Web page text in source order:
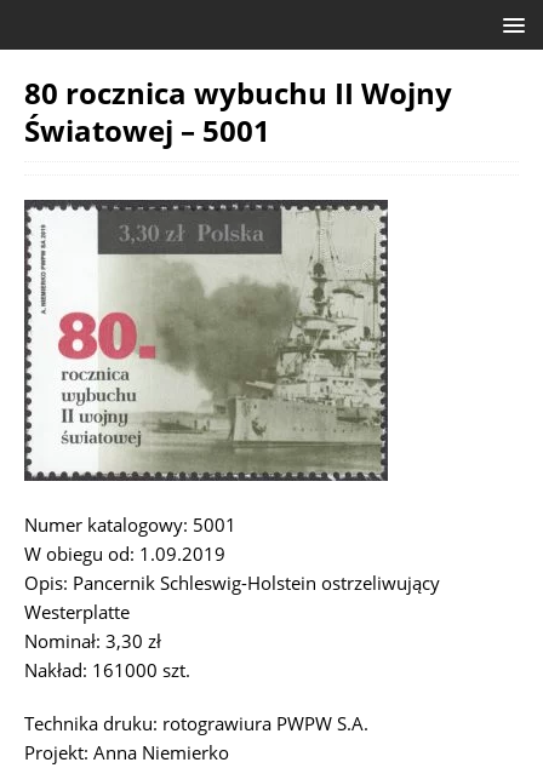
80 rocznica wybuchu II Wojny
Światowej – 5001
Numer katalogowy: 5001
W obiegu od: 1.09.2019
Opis: Pancernik Schleswig-Holstein ostrzeliwujący
Westerplatte
Nominał: 3,30 zł
Nakład: 161000 szt.
Technika druku: rotograwiura PWPW S.A.
Projekt: Anna Niemierko